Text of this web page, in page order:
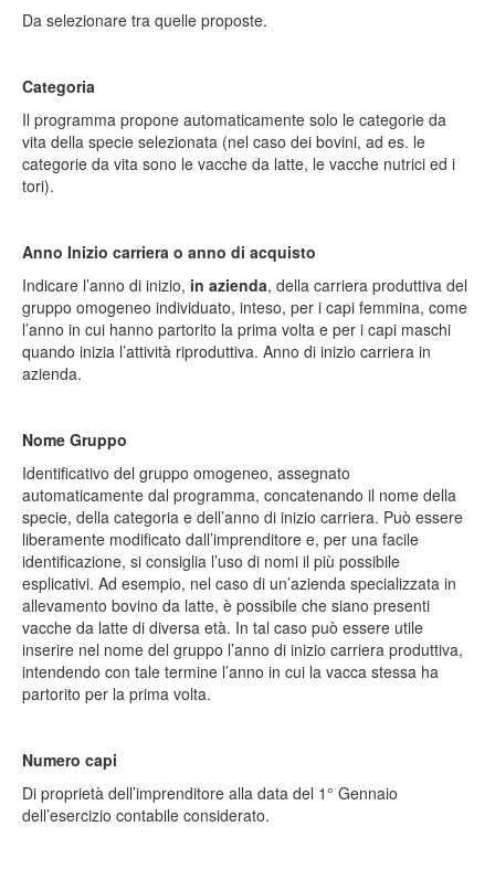
Da selezionare tra quelle proposte.
Categoria
Il programma propone automaticamente solo le categorie da
vita della specie selezionata (nel caso dei bovini, ad es. le
categorie da vita sono le vacche da latte, le vacche nutrici ed i
tori).
Anno Inizio carriera o anno di acquisto
Indicare l’anno di inizio, in azienda, della carriera produttiva del
gruppo omogeneo individuato, inteso, per i capi femmina, come
l’anno in cui hanno partorito la prima volta e per i capi maschi
quando inizia l’attività riproduttiva. Anno di inizio carriera in
azienda.
Nome Gruppo
Identificativo del gruppo omogeneo, assegnato
automaticamente dal programma, concatenando il nome della
specie, della categoria e dell’anno di inizio carriera. Può essere
liberamente modificato dall’imprenditore e, per una facile
identificazione, si consiglia l’uso di nomi il più possibile
esplicativi. Ad esempio, nel caso di un’azienda specializzata in
allevamento bovino da latte, è possibile che siano presenti
vacche da latte di diversa età. In tal caso può essere utile
inserire nel nome del gruppo l’anno di inizio carriera produttiva,
intendendo con tale termine l’anno in cui la vacca stessa ha
partorito per la prima volta.
Numero capi
Di proprietà dell’imprenditore alla data del 1° Gennaio
dell’esercizio contabile considerato.